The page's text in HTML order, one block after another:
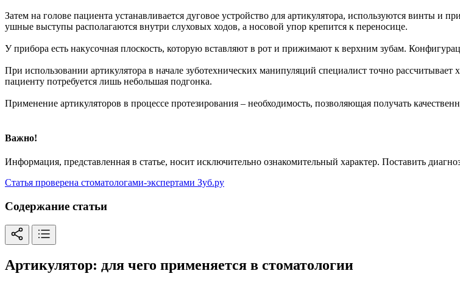
Затем на голове пациента устанавливается дуговое устройство для артикулятора, используются винты и
ушные выступы располагаются внутри слуховых ходов, а носовой упор крепится к переносице.
У прибора есть накусочная плоскость, которую вставляют в рот и прижимают к верхним зубам.
При использовании артикулятора в начале зуботехнических манипуляций специалист точно
пациенту потребуется лишь небольшая подгонка.
Применение артикуляторов в процессе протезирования – необходимость, позволяющая получать
Важно!
Информация, представленная в статье, носит исключительно ознакомительный характер. Поставить
Статья проверена стоматологами-экспертами Зуб.ру
Содержание статьи
Артикулятор: для чего применяется в стоматологии